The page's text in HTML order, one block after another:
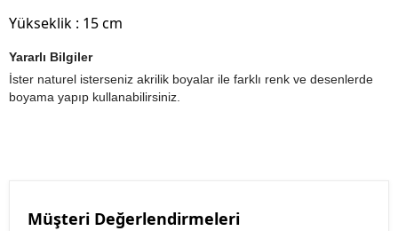
Yükseklik : 15 cm
Yararlı Bilgiler
İster naturel isterseniz akrilik boyalar ile farklı renk ve desenlerde
boyama yapıp kullanabilirsiniz.
Müşteri Değerlendirmeleri